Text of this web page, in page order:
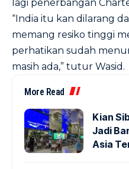
lagi penerbangan
“India itu kan dilarang
memang resiko tinggi
perhatikan sudah
masih ada,” tutur Wasid.
More Read
Kian
Jadi
Asia